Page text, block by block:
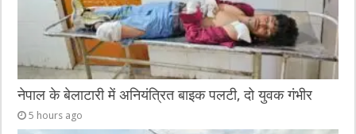
नेपाल के बेलाटारी में अनियंत्रित बाइक पलटी, दो युवक गंभीर
5 hours ago